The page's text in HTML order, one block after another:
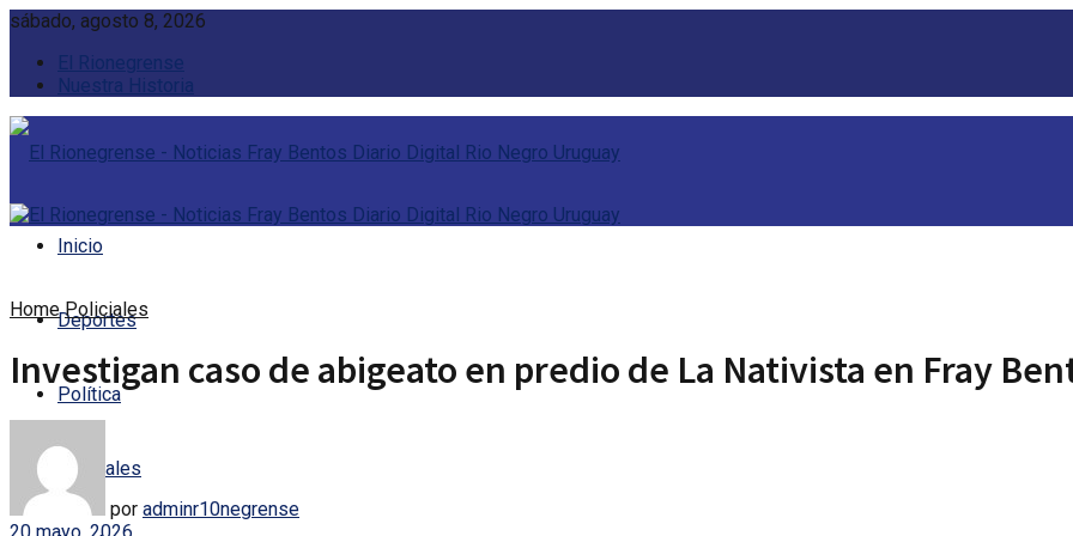
sábado, agosto 8, 2026
El Rionegrense
Nuestra Historia
Inicio
Deportes
Política
Policiales
Home Policiales
Investigan caso de abigeato en predio de La Nativista en Fray
por adminr10negrense